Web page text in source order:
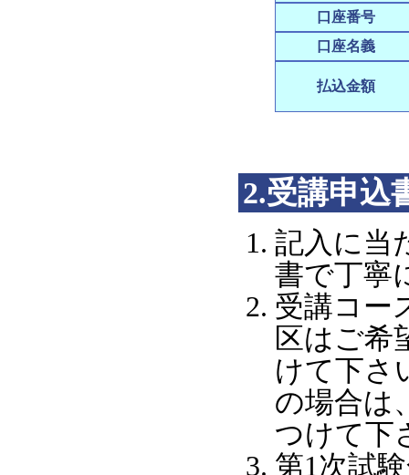
口座番号
口座名義
払込金額
2.受講申込
記入に当
書で丁寧
受講コー
区はご希
けて下さ
の場合は
つけて下
第1次試